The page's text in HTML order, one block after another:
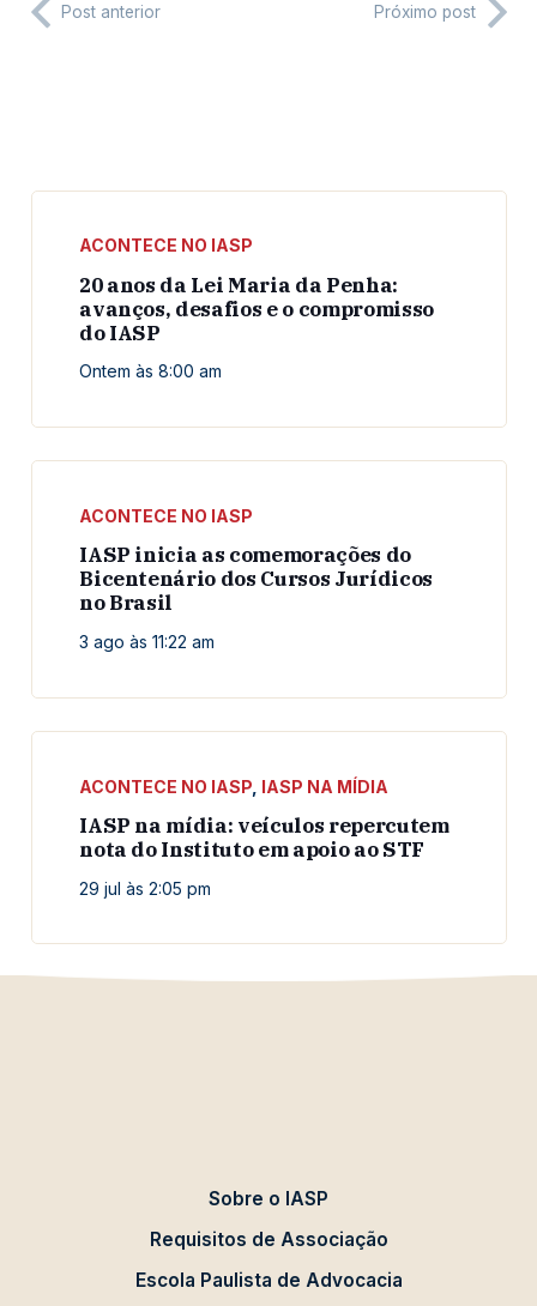
Post anterior Próximo post
ACONTECE NO IASP
20 anos da Lei Maria da Penha:
avanços, desafios e o compromisso
do IASP
Ontem às 8:00 am
ACONTECE NO IASP
IASP inicia as comemorações do
Bicentenário dos Cursos Jurídicos
no Brasil
3 ago às 11:22 am
ACONTECE NO IASP IASP NA MÍDIA
IASP na mídia: veículos repercutem
nota do Instituto em apoio ao STF
29 jul às 2:05 pm
Sobre o IASP
Requisitos de Associação
Escola Paulista de Advocacia